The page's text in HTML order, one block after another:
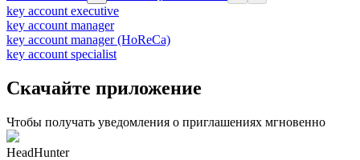
key account executive
key account manager
key account manager (HoReCa)
key account specialist
Скачайте приложение
Чтобы получать уведомления о приглашениях мгновенно
HeadHunter